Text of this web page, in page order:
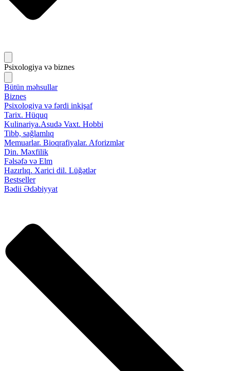
Psixologiya və biznes
Bütün məhsullar
Biznes
Psixologiya və fərdi inkişaf
Tarix. Hüquq
Kulinariya.Asudə Vaxt. Hobbi
Tibb, sağlamlıq
Memuarlar. Bioqrafiyalar. Aforizmlər
Din. Məxfilik
Fəlsəfə və Elm
Hazırlıq. Xarici dil. Lüğətlər
Bestseller
Bədii Ədəbiyyat